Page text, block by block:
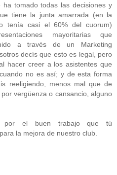
ha tomado todas las decisiones y
tiene la junta amarrada (en la
tenía casi el 60% del cuorum)
mayoritarias que
a través de un Marketing
decís que esto es legal, pero
hacer creer a los asistentes que
no es así; y de esta forma
reeligiendo, menos mal que de
vergüenza o cansancio, alguno
por el buen trabajo que tú
la mejora de nuestro club.